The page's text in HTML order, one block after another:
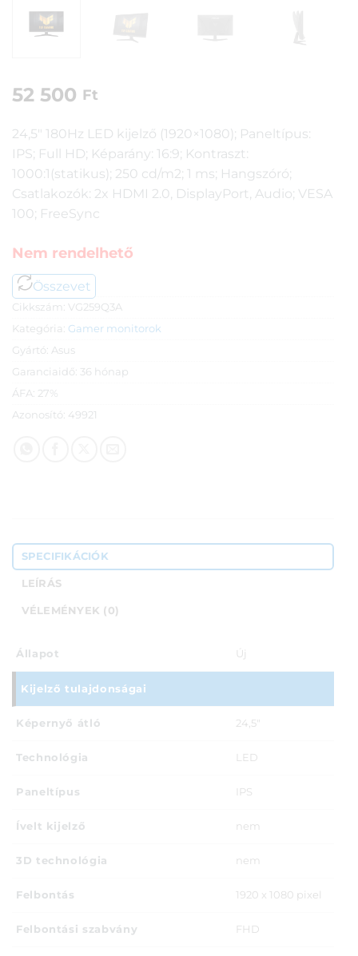
52 500 Ft
24,5″ 180Hz LED kijelző (1920×1080); Paneltípus:
IPS; Full HD; Képarány: 16:9; Kontraszt:
1000:1(statikus); 250 cd/m2; 1 ms; Hangszóró;
Csatlakozók: 2x HDMI 2.0, DisplayPort, Audio; VESA
100; FreeSync
Nem rendelhető
Összevet
Cikkszám: VG259Q3A
Kategória: Gamer monitorok
Gyártó: Asus
Garanciaidő: 36 hónap
ÁFA: 27%
Azonosító: 49921
SPECIFIKÁCIÓK
LEÍRÁS
VÉLEMÉNYEK (0)
Állapot Új
Kijelző tulajdonságai
Képernyő átló 24,5"
Technológia LED
Paneltípus IPS
Ívelt kijelző nem
3D technológia nem
Felbontás 1920 x 1080 pixel
Felbontási szabvány FHD